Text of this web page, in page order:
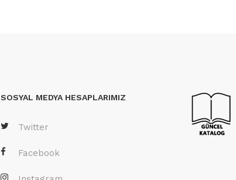
SOSYAL MEDYA HESAPLARIMIZ
Twitter
Facebook